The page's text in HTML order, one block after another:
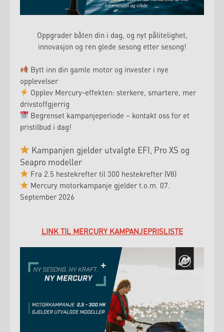
Oppgrader båten din i dag, og nyt pålitelighet,
innovasjon og ren glede sesong etter sesong!
Bytt inn din gamle motor og invester i nye
opplevelser
Opplev Mercury-effekten: sterkere, smartere, mer
drivstoffgjerrig
Begrenset kampanjeperiode – kontakt oss for et
pristilbud i dag!
Kampanjen gjelder utvalgte EFI, Pro XS og
Seapro modeller
Fra 2.5 hestekrefter til 300 hestekrefter (V8)
Mercury motorkampanje gjelder t.o.m. 07.
September 2026
LINK TIL MERCURY KAMPANJEPRISLISTE